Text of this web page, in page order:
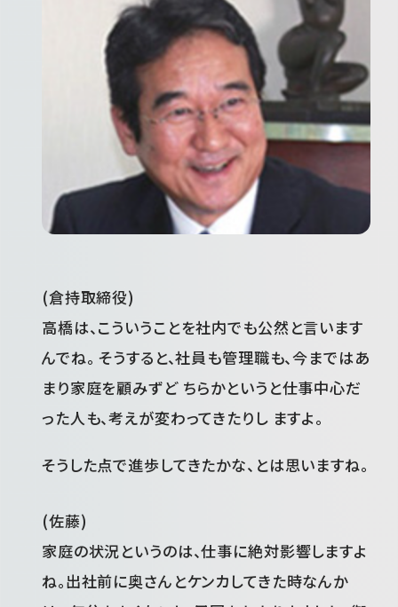
(倉持取締役)
高橋は、こういうことを社内でも公然と言います
んでね。 そうすると、社員も管理職も、今まではあ
まり家庭を顧みずど ちらかというと仕事中心だ
った人も、考えが変わってきたりし ますよ。
そうした点で進歩してきたかな、とは思いますね。
(佐藤)
家庭の状況というのは、仕事に絶対影響しますよ
ね。出社前に奥さんとケンカしてきた時なんか